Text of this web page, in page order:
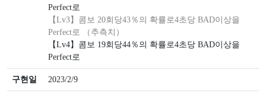
Perfect로
【Lv3】콤보 20회당43％의 확률로4초당 BAD이상을
Perfect로 （추측치）
【Lv4】콤보 19회당44％의 확률로4초당 BAD이상을
Perfect로
구현일 2023/2/9